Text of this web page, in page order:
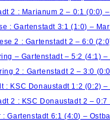
2 : Marianum 2 – 0:1 (0:0) –
: Gartenstadt 3:1 (1:0) –
2 : Gartenstadt 2 – 6:0
– Gartenstadt – 5:2 (4:1)
2 : Gartenstadt 2 – 3:0
: KSC Donaustadt 1:2 (0:2) –
2 : KSC Donaustadt 2 – 0:7
: Gartenstadt 6:1 (4:0) –